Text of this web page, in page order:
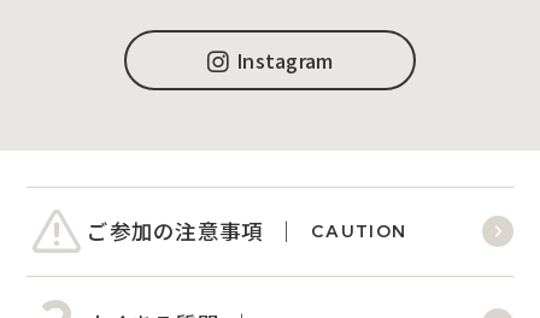
Instagram
ご参加の注意事項 CAUTION